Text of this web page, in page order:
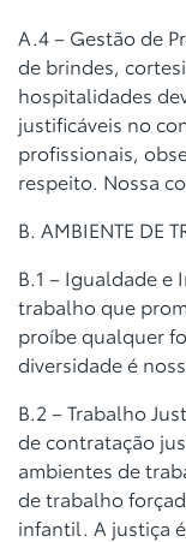
A.4 – Gestão de
de brindes,
hospitalidades
justificáveis no
profissionais,
respeito. Nossa
B. AMBIENTE DE
B.1 – Igualdade e
trabalho que
proíbe qualquer
diversidade é
B.2 – Trabalho
de contratação
ambientes de
de trabalho
infantil. A justiça é